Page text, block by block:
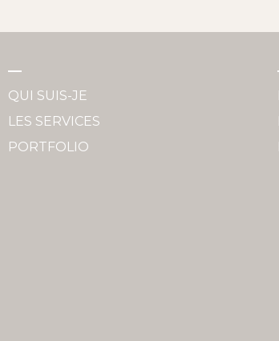
QUI SUIS-JE
LES SERVICES
PORTFOLIO